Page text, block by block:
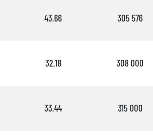
43.66 305 576
32.18 308 000
33.44 315 000